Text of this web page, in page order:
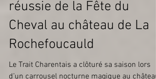
✨ Clôture nocturne
réussie de la Fête du
Cheval au château de La
Rochefoucauld